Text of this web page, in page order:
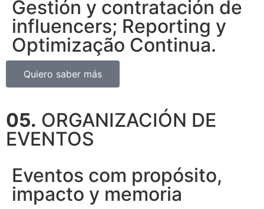
Gestión y contratación de
influencers; Reporting y
Optimização Continua.
Quiero saber más
05. ORGANIZACIÓN DE
EVENTOS
Eventos com propósito,
impacto y memoria